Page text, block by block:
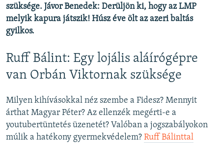
Valamennyi RFE/RL weboldal
szüksége. Jávor Benedek: Derüljön ki, hogy az LMP
melyik kapura játszik! Húsz éve ölt az azeri baltás
gyilkos.
Ruff Bálint: Egy lojális aláírógépre
van Orbán Viktornak szüksége
Milyen kihívásokkal néz szembe a Fidesz? Mennyit
árthat Magyar Péter? Az ellenzék megérti-e a
youtubertüntetés üzenetét? Valóban a jogszabályokon
múlik a hatékony gyermekvédelem? Ruff Bálinttal